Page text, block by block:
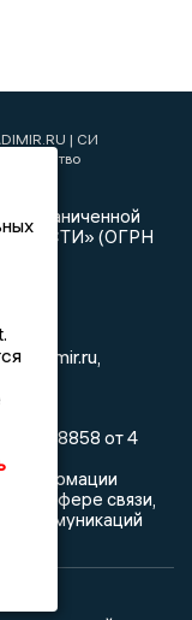
| СИ
агентство
ограниченной
(ОГРН
,
78858 от 4
информации
в сфере связи,
коммуникаций